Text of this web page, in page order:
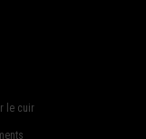
le cuir